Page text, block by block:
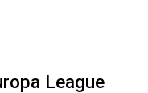
League